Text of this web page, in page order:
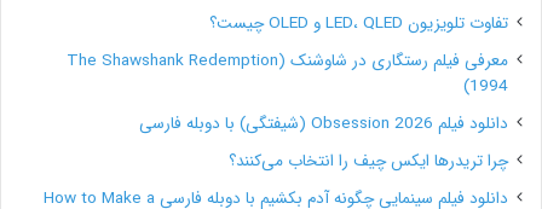
علاوه بر این، با یک نام تجاری، می‌توانید کسب‌وکار متفاوتی
را راه‌اندازی کنید، و از قبل مخاطبی خواهید داشت، زیرا
مردم از قبل شما را برای نحوه کارتان، بالاتر از هر محصولی،
می‌شناسند.
تفاوت تلویزیون LED، QLED و OLED چیست؟
معرفی فیلم رستگاری در شاوشنک (The Shawshank Redemption
1994)
دانلود فیلم Obsession 2026 (شیفتگی) با دوبله فارسی
چرا تریدرها ایکس چیف را انتخاب می‌کنند؟
دانلود فیلم سینمایی چگونه آدم بکشیم با دوبله فارسی How to Make a